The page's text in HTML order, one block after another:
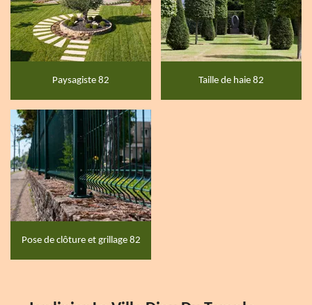
Paysagiste 82 Taille de haie 82
Pose de clôture et grillage 82